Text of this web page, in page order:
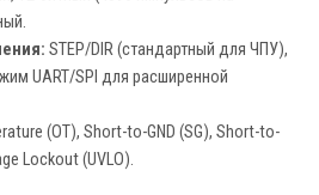
STEP/DIR (стандартный для ЧПУ),
UART/SPI для расширенной
(OT), Short-to-GND (SG), Short-to-
Lockout (UVLO).